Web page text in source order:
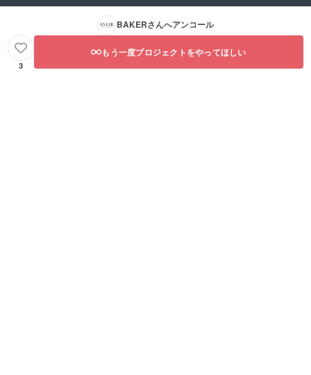
BAKERさんへアンコール
3
もう一度プロジェクトをやってほしい